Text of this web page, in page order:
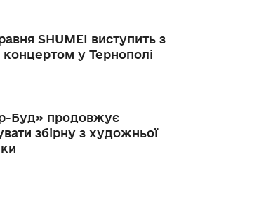
SHUMEI виступить з
у Тернополі
Буд» продовжує
збірну з художньої